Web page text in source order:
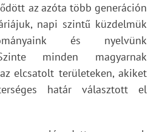
az azóta több generáción
napi szintű küzdelmük
és nyelvünk
minden magyarnak
elcsatolt területeken, akiket
határ választott el